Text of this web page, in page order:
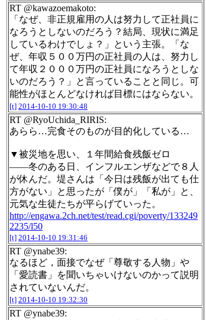
RT @kawazoemakoto:
「なぜ、非正規雇用の人は努力して正社員に
なろうとしないのだろう？結局、現状に満足
しているわけでしょ？」という主張。「な
ぜ、年収５００万円の正社員の人は、努力し
て年収２０００万円の正社員になろうとしな
いのだろう？」と言っていることと同じ。可
能性がほとんどなければ目標にはならない。
[t] 2014-10-10 19:30:48
RT @RyoUchida_RIRIS:
あらら…完食そのものが目的化している…
▼被災地を思い、１年間給食残飯ゼロ
――冬のある日、インフルエンザなどで８人
が休んだ。堤さんは「今日は残飯が出ても仕
方がない」と思ったが「僕が」「私が」と、
元気な生徒たちが平らげていった。
http://engawa.2ch.net/test/read.cgi/poverty/133249
2235/l50
[t] 2014-10-10 19:31:46
RT @ynabe39:
なるほど，面接でなぜ「尊敬する人物」や
「愛読書」を聞いちゃいけないのかって説明
されていないんだ。
[t] 2014-10-10 19:32:30
RT @ynabe39: